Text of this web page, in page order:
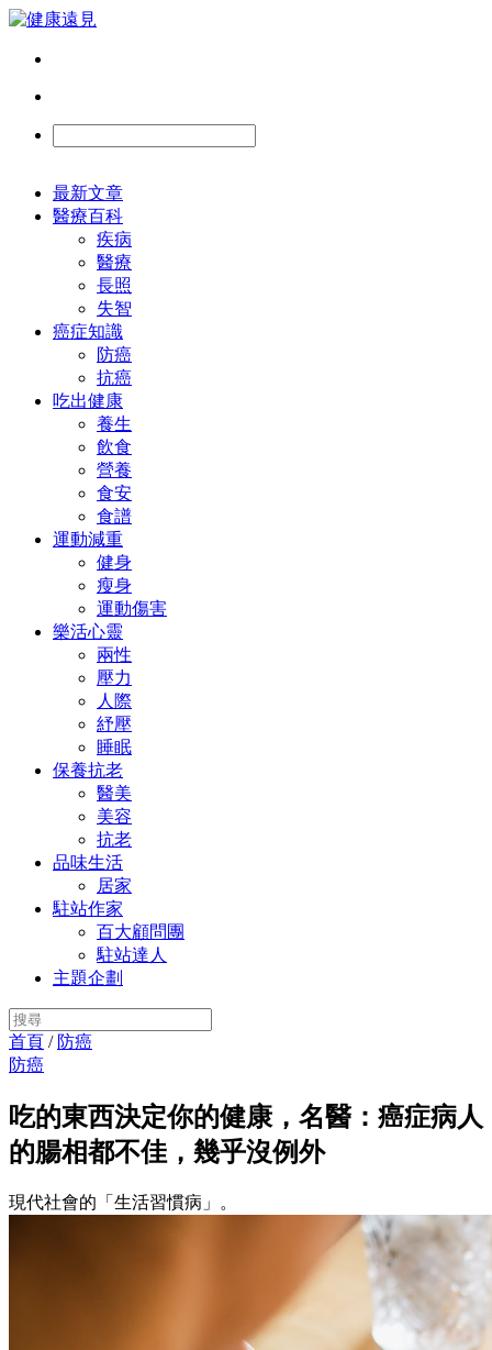
最新文章
醫療百科
疾病
醫療
長照
失智
癌症知識
防癌
抗癌
吃出健康
養生
飲食
營養
食安
食譜
運動減重
健身
瘦身
運動傷害
樂活心靈
兩性
壓力
人際
紓壓
睡眠
保養抗老
醫美
美容
抗老
品味生活
居家
駐站作家
百大顧問團
駐站達人
主題企劃
首頁 / 防癌
防癌
吃的東西決定你的健康，名醫：癌症病人
的腸相都不佳，幾乎沒例外
現代社會的「生活習慣病」。